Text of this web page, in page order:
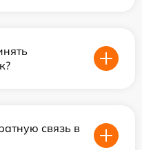
связь в